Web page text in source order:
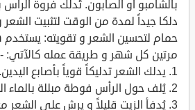
بالشامبو أو الصابون. تُدلك فروة الرأس
دلكا جيداً لمدة من الوقت لتثبيت
حمام لتحسين الشعر و تقويته: يستخدم
مرتين كل شهر و طريقة عمله كالآتي: -
1. يدلك الشعر تدليكاً قوياً بأصابع اليدين.
2. يُلف حول الرأس فوطة مبللة بالماء الساخن لفترة معقولة.
3. يُدفأ الزيت قليلاً و يرش على الشعر مع التدليك لفترة.